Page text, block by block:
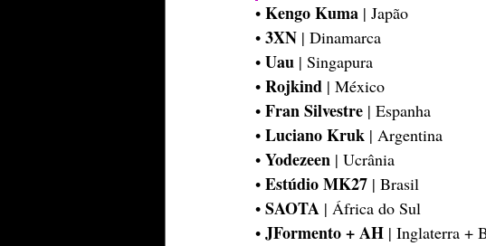
• Kengo Kuma | Japão
• 3XN | Dinamarca
• Uau | Singapura
• Rojkind | México
• Fran Silvestre | Espanha
• Luciano Kruk | Argentina
• Yodezeen | Ucrânia
• Estúdio MK27 | Brasil
• SAOTA | África do Sul
• JFormento + AH | Inglaterra +